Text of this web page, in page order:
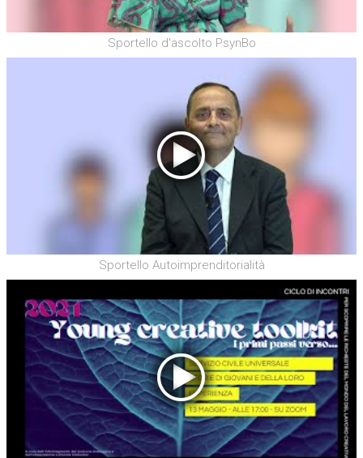
Sportello d'ascolto PsynBo
Sportello Autoimprenditorialità